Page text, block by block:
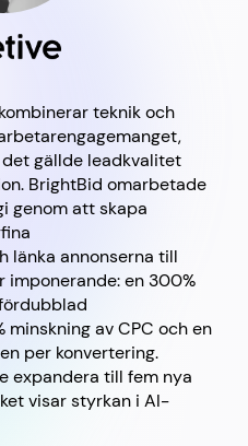
teknik och
gällde leadkvalitet
BrightBid omarbetade
genom att skapa
länka annonserna till
imponerande: en 300%
minskning av CPC och en
per konvertering.
expandera till fem nya
visar styrkan i AI-